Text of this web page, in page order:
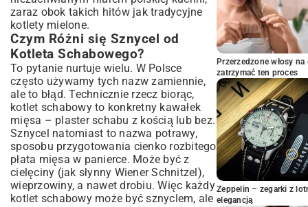
Przygotowanie Mięsa: Rozbijanie i
Doprawianie z Precyzją
Techniki Panierowania: Jak Zapewnić, by
Panierka Nie Odpadała
Smażenie Sznycli: Sekrety Złocistej i
Soczystej Wersji
Częste Błędy i Jak Ich Unikać
Pomysły na Dodatki: Z Czym Podać
Sznycle?
Klasyczne Kompozycje: Ziemniaki, Frytki i
Surówki
Nietypowe i Nowoczesne Akcenty
Smakowe
Idealne Sosy, Które Podkreślą Smak Sznycli
zaraz obok takich hitów jak tradycyjne
kotlety mielone.
Czym Różni się Sznycel od
Kotleta Schabowego?
To pytanie nurtuje wielu. W Polsce
często używamy tych nazw zamiennie,
ale to błąd. Technicznie rzecz biorąc,
kotlet schabowy to konkretny kawałek
mięsa – plaster schabu z kością lub bez.
Sznycel natomiast to nazwa potrawy,
sposobu przygotowania cienko rozbitego
płata mięsa w panierce. Może być z
cielęciny (jak słynny Wiener Schnitzel),
wieprzowiny, a nawet drobiu. Więc każdy
kotlet schabowy może być sznyclem, ale
Przerzedzone włosy
zatrzymać ten proces
Zeppelin – zegarki z
elegancją